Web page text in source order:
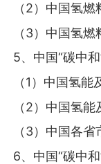
（2）中国氢
（3）中国氢
5、中国“碳中
（1）中国氢
（2）中国氢
（3）中国各省
6、中国“碳中